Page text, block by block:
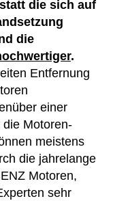
die sich auf
die
.
Entfernung
einer
Motoren-
meistens
die jahrelange
Motoren,
sehr